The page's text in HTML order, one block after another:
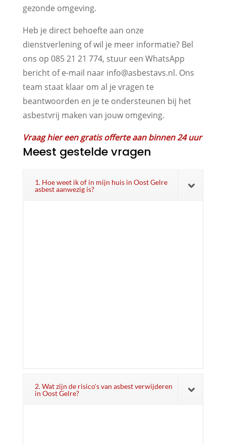
gezonde omgeving.
Heb je direct behoefte aan onze
dienstverlening of wil je meer informatie? Bel
ons op 085 21 21 774, stuur een WhatsApp
bericht of e-mail naar info@asbestavs.nl. Ons
team staat klaar om al je vragen te
beantwoorden en je te ondersteunen bij het
asbestvrij maken van jouw omgeving.
Vraag hier een gratis offerte aan binnen 24 uur
Meest gestelde vragen
1. Hoe weet ik of in mijn huis in Oost Gelre
asbest aanwezig is?
2. Wat zijn de risico's van asbest verwijderen
in Oost Gelre?